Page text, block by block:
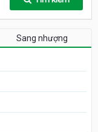
Sang nhượng